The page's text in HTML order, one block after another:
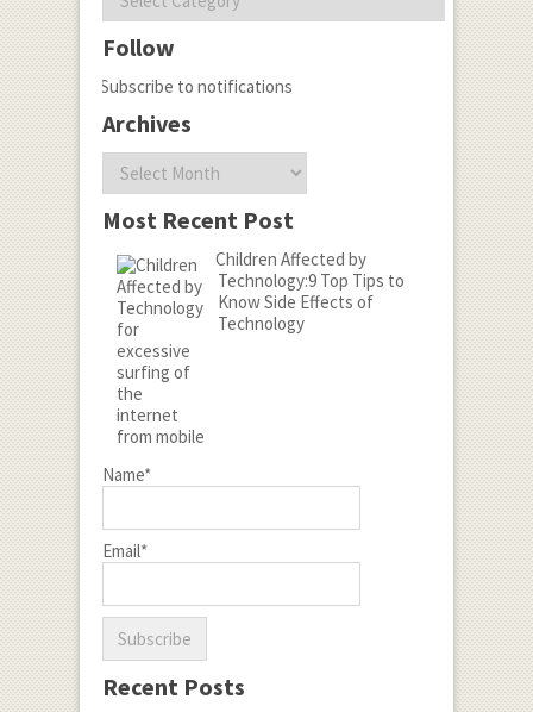
Follow
Subscribe to notifications
Archives
Most Recent Post
Children Affected by
Technology:9 Top Tips to
Know Side Effects of
Technology
Name*
Email*
Recent Posts